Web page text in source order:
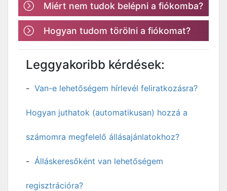
Miért nem tudok belépni a fiókomba?
Hogyan tudom törölni a fiókomat?
Leggyakoribb kérdések:
Van-e lehetőségem hírlevél feliratkozásra?
Hogyan juthatok (automatikusan) hozzá a
számomra megfelelő állásajánlatokhoz?
Álláskeresőként van lehetőségem
regisztrációra?